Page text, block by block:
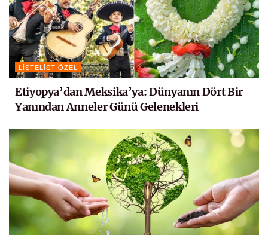
LISTELIST ÖZEL
Etiyopya’dan Meksika’ya: Dünyanın Dört Bir
Yanından Anneler Günü Gelenekleri